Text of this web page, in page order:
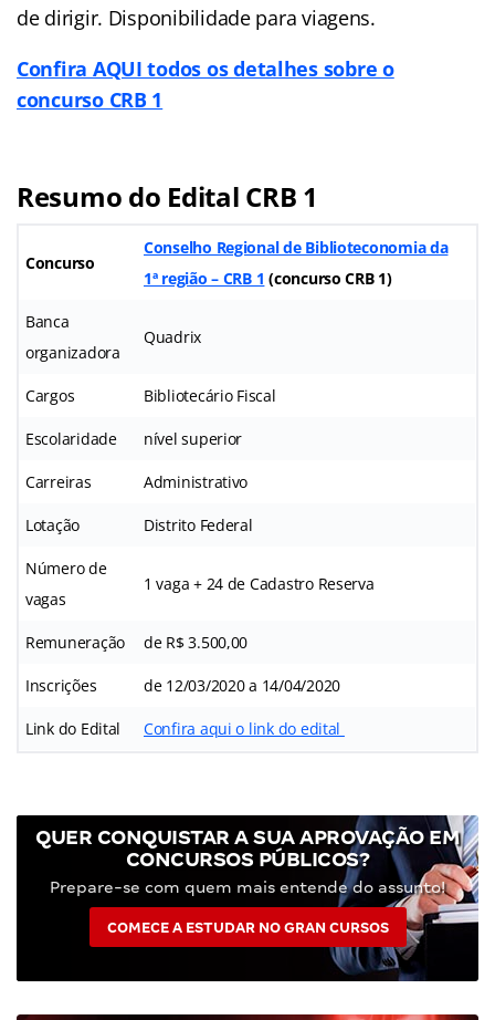
de dirigir. Disponibilidade para viagens.
Confira AQUI todos os detalhes sobre o
concurso CRB 1
Resumo do Edital CRB 1
Concurso
Conselho Regional de Biblioteconomia da
1ª região – CRB 1 (concurso CRB 1)
Banca
organizadora
Quadrix
Cargos Bibliotecário Fiscal
Escolaridade nível superior
Carreiras Administrativo
Lotação Distrito Federal
Número de
vagas
1 vaga + 24 de Cadastro Reserva
Remuneração de R$ 3.500,00
Inscrições de 12/03/2020 a 14/04/2020
Link do Edital Confira aqui o link do edital
QUER CONQUISTAR A SUA APROVAÇÃO EM
CONCURSOS PÚBLICOS?
Prepare-se com quem mais entende do assunto!
COMECE A ESTUDAR NO GRAN CURSOS